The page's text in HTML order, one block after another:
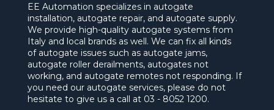
EE Automation specializes in autogate
installation, autogate repair, and autogate supply.
We provide high-quality autogate systems from
Italy and local brands as well. We can fix all kinds
of autogate issues such as autogate jams,
autogate roller derailments, autogates not
working, and autogate remotes not responding. If
you need our autogate services, please do not
hesitate to give us a call at 03 - 8052 1200.